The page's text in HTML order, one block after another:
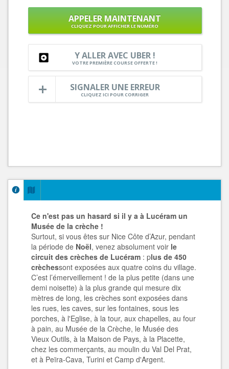
APPELER MAINTENANT
CLIQUEZ POUR AFFICHER LE NUMÉRO
Y ALLER AVEC UBER !
VOTRE PREMIÈRE COURSE OFFERTE !
SIGNALER UNE ERREUR
CLIQUEZ ICI POUR CORRIGER
Ce n'est pas un hasard si il y a à Lucéram un
Musée de la crèche !
Surtout, si vous êtes sur Nice Côte d’Azur, pendant
la période de Noël, venez absolument voir le
circuit des crèches de Lucéram : plus de 450
crèchessont exposées aux quatre coins du village.
C’est l’émerveillement ! de la plus petite (dans une
demi noisette) à la plus grande qui mesure dix
mètres de long, les crèches sont exposées dans
les rues, les caves, sur les fontaines, sous les
porches, à l'Eglise, à la tour, aux chapelles, au four
à pain, au Musée de la Crèche, le Musée des
Vieux Outils, à la Maison de Pays, à la Placette,
chez les commerçants, au moulin du Val Del Prat,
et à Peïra-Cava, Turini et Camp d'Argent.